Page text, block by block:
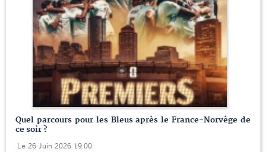
Quel parcours pour les Bleus après le France-Norvège de
ce soir ?
Le 26 Juin 2026 19:00